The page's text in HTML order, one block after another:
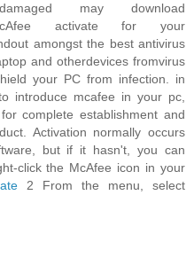
may download
activate for your
amongst the best antivirus
and otherdevices fromvirus
your PC from infection. in
introduce mcafee in your pc,
complete establishment and
Activation normally occurs
but if it hasn't, you can
click the McAfee icon in your
2 From the menu, select